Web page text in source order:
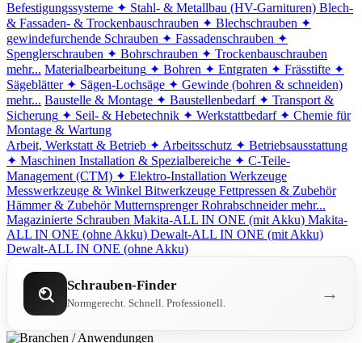
Befestigungssysteme ✦ Stahl- & Metallbau (HV-Garnituren) Blech-
& Fassaden- & Trockenbauschrauben ✦ Blechschrauben ✦
gewindefurchende Schrauben ✦ Fassadenschrauben ✦
Spenglerschrauben ✦ Bohrschrauben ✦ Trockenbauschrauben
mehr... Materialbearbeitung ✦ Bohren ✦ Entgraten ✦ Frässtifte ✦
Sägeblätter ✦ Sägen-Lochsäge ✦ Gewinde (bohren & schneiden)
mehr... Baustelle & Montage ✦ Baustellenbedarf ✦ Transport &
Sicherung ✦ Seil- & Hebetechnik ✦ Werkstattbedarf ✦ Chemie für
Montage & Wartung
Arbeit, Werkstatt & Betrieb ✦ Arbeitsschutz ✦ Betriebsausstattung
✦ Maschinen Installation & Spezialbereiche ✦ C-Teile-
Management (CTM) ✦ Elektro-Installation Werkzeuge
Messwerkzeuge & Winkel Bitwerkzeuge Fettpressen & Zubehör
Hämmer & Zubehör Mutternsprenger Rohrabschneider mehr...
Magazinierte Schrauben Makita-ALL IN ONE (mit Akku) Makita-
ALL IN ONE (ohne Akku) Dewalt-ALL IN ONE (mit Akku)
Dewalt-ALL IN ONE (ohne Akku)
Schrauben-Finder
Normgerecht. Schnell. Professionell. →